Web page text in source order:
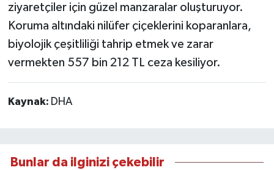
ziyaretçiler için güzel manzaralar oluşturuyor.
Koruma altındaki nilüfer çiçeklerini koparanlara,
biyolojik çeşitliliği tahrip etmek ve zarar
vermekten 557 bin 212 TL ceza kesiliyor.
Kaynak: DHA
Bunlar da ilginizi çekebilir